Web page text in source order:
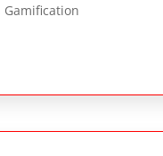
Gamification